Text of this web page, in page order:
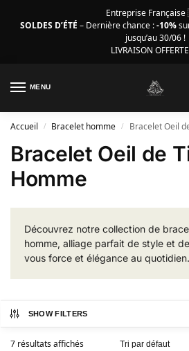
Entreprise
SOLDES D’ÉTÉ – Dernière chance :-10%
jusqu’au 30/06 !
LIVRAISON
MENU
Accueil / Bracelet homme / Bracelet Oeil
Bracelet Oeil de
Homme
Découvrez notre collection de
homme, alliage parfait de style et
vous force et élégance au quotidien.
SHOW FILTERS
7 résultats affichés